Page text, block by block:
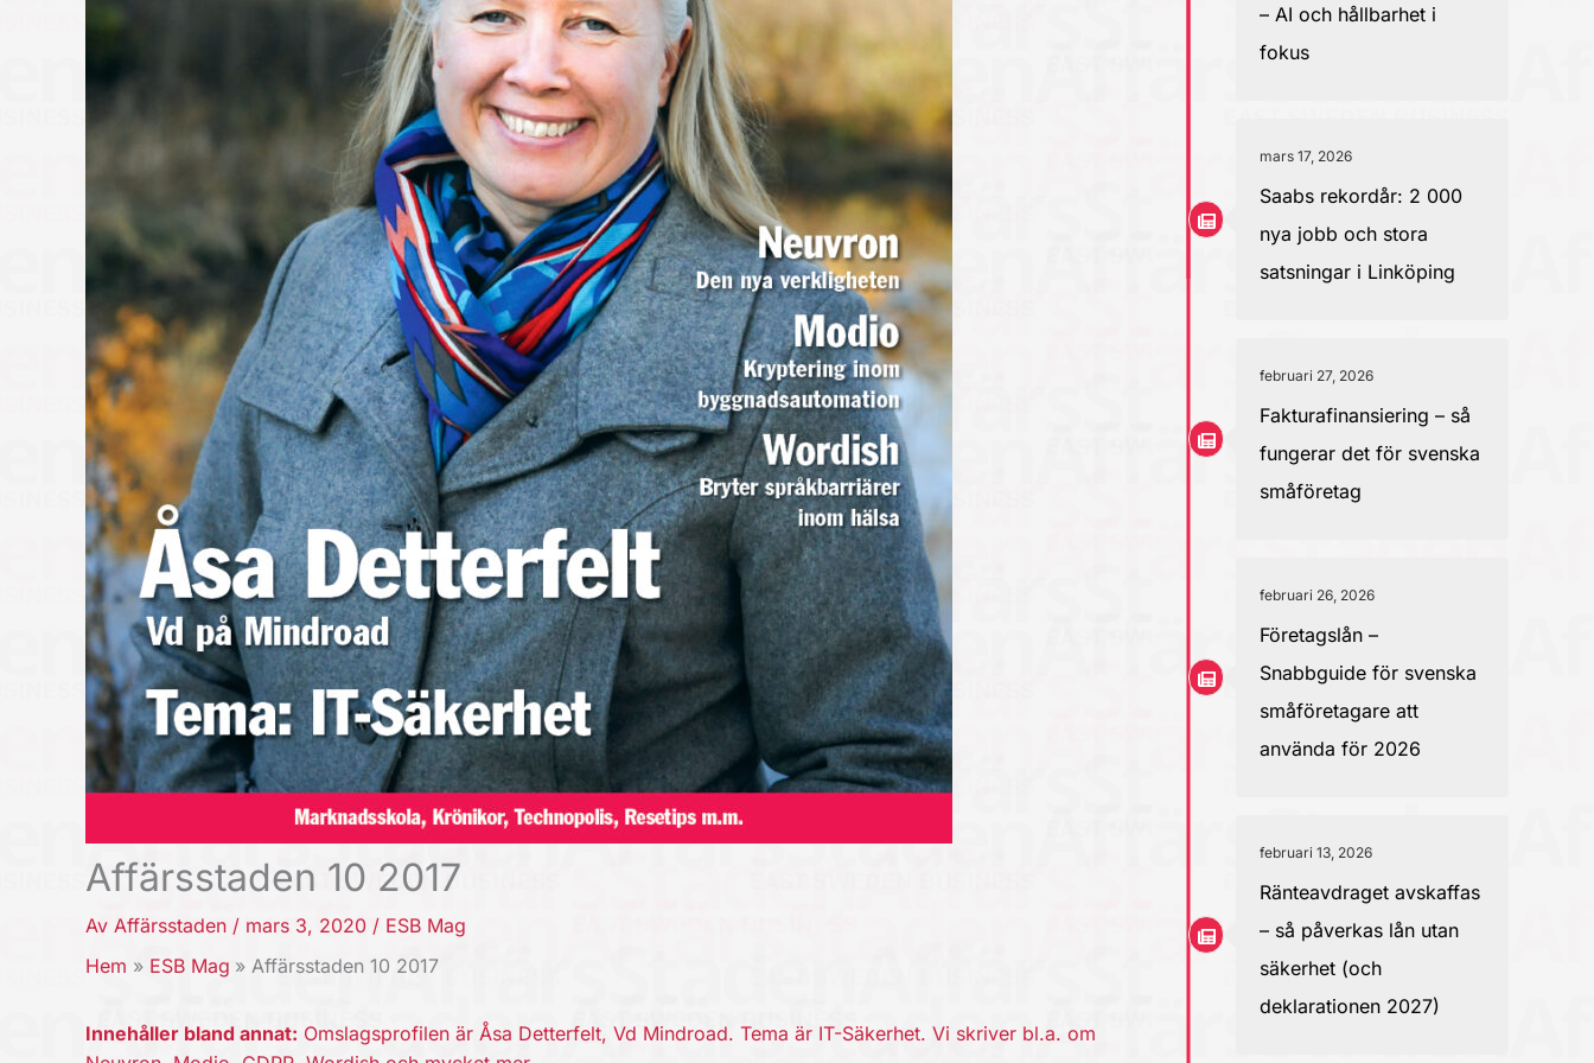
Affärsstaden 10 2017
Av Affärsstaden / mars 3, 2020 / ESB Mag
Hem
ESB Mag Affärsstaden 10 2017
Innehåller bland annat: Omslagsprofilen är Åsa Detterfelt, Vd Mindroad. Tema är IT-Säkerhet. Vi skriver bl.a. om
– AI och hållbarhet i
fokus
mars 17, 2026
Saabs rekordår: 2 000
nya jobb och stora
satsningar i Linköping
februari 27, 2026
Fakturafinansiering – så
fungerar det för svenska
småföretag
februari 26, 2026
Företagslån –
Snabbguide för svenska
småföretagare att
använda för 2026
februari 13, 2026
Ränteavdraget avskaffas
– så påverkas lån utan
säkerhet (och
deklarationen 2027)